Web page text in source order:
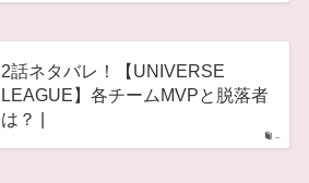
–
2話ネタバレ！【UNIVERSE
LEAGUE】各チームMVPと脱落者
は？ |